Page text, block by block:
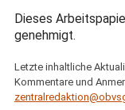
Dieses
genehmigt.
Letzte inhaltliche
Kommentare und